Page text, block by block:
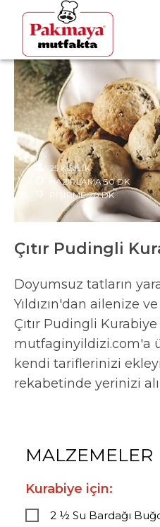
25 KİŞİLİK
HAZIRLAMA 30 DK
PİŞİRME 20 DK
Çıtır Pudingli
Doyumsuz tatların
Yıldızın'dan ailenize
Çıtır Pudingli
mutfaginyildizi.com'a
kendi tariflerinizi
rekabetinde yerinizi
MALZEMELER
Kurabiye için:
2 ½ Su Bardağı